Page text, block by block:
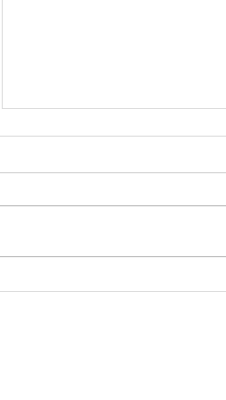
In elkaar geslagen
In elkaar geslagen door je beste
wil...